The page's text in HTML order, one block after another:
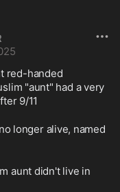
red-handed
"aunt" had a very
9/11
longer alive, named
aunt didn't live in